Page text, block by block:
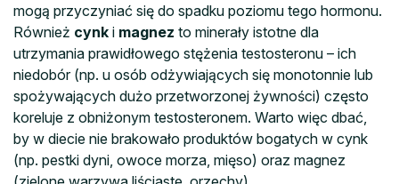
mogą przyczyniać się do spadku poziomu tego hormonu.
Również cynk i magnez to minerały istotne dla
utrzymania prawidłowego stężenia testosteronu – ich
niedobór (np. u osób odżywiających się monotonnie lub
spożywających dużo przetworzonej żywności) często
koreluje z obniżonym testosteronem. Warto więc dbać,
by w diecie nie brakowało produktów bogatych w cynk
(np. pestki dyni, owoce morza, mięso) oraz magnez